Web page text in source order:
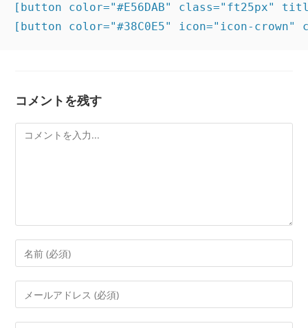
[button color="#E56DAB" class="ft25px"
[button color="#38C0E5" icon="icon-
コメントを残す
メ
ン
ー
ル